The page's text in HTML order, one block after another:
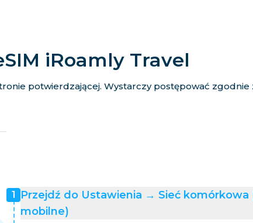
iRoamly Travel
potwierdzającej. Wystarczy postępować zgodnie
1
Przejdź do Ustawienia → Sieć komórkowa
mobilne)